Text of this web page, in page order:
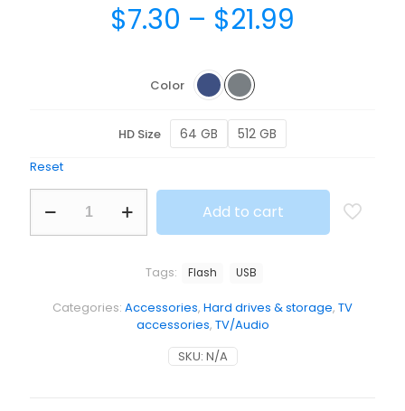
$7.30 – $21.99
Color
HD Size 64 GB 512 GB
Reset
quantity
Add to cart
SKU: N/A
Categories: Accessories, Hard drives & storage, TV
accessories, TV/Audio
Tags: Flash USB